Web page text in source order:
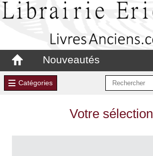
Nouveautés
Catégories
Votre sélection